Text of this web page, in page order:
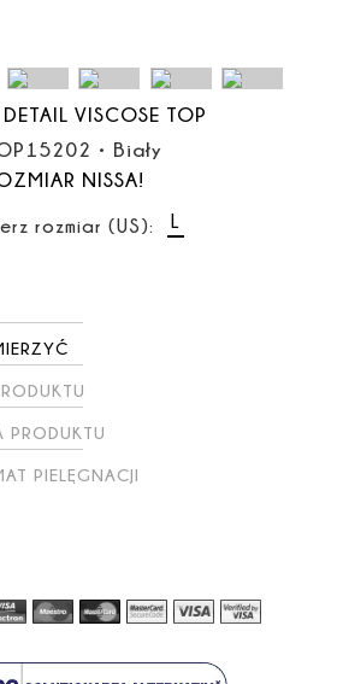
DETAIL VISCOSE TOP
• Biały
NISSA!
rozmiar (US): L
PRODUKTU
PIELĘGNACJI